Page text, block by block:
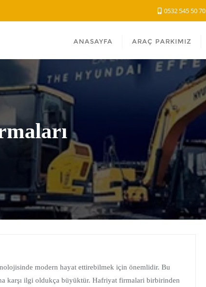
0532 545 50 70
ANASAYFA ARAÇ PARKIMIZ
modern hayat ettirebilmek için önemlidir. Bu
karşı ilgi oldukça büyüktür. Hafriyat firmalari birbirinden